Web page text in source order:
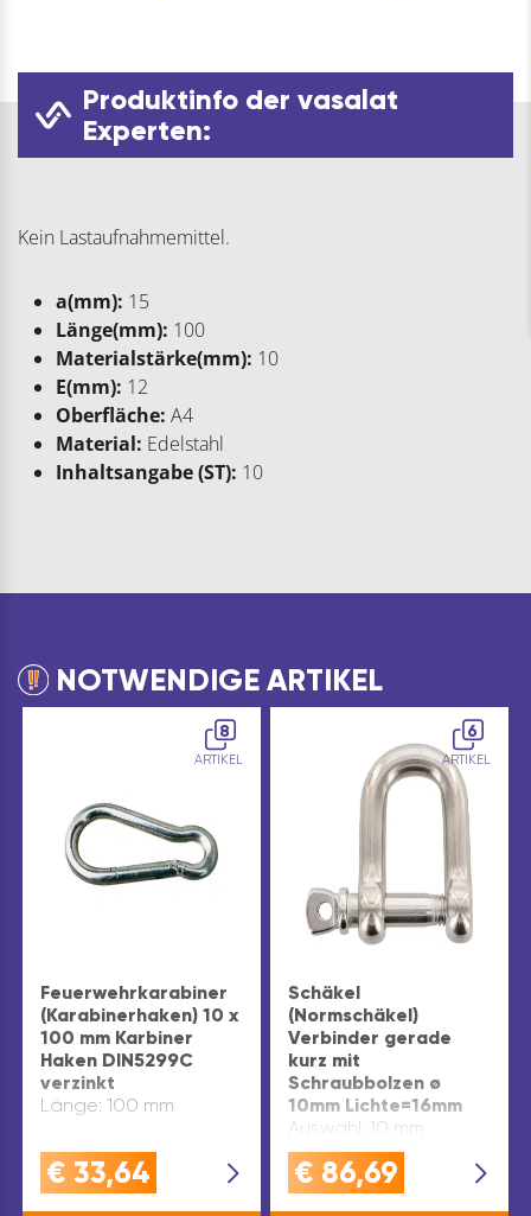
Produktinfo der vasalat
Experten:
Kein Lastaufnahmemittel.
a(mm): 15
Länge(mm): 100
Materialstärke(mm): 10
E(mm): 12
Oberfläche: A4
Material: Edelstahl
Inhaltsangabe (ST): 10
NOTWENDIGE ARTIKEL
8
ARTIKEL
Feuerwehrkarabiner
(Karabinerhaken) 10 x
100 mm Karbiner
Haken DIN5299C
verzinkt
Länge: 100 mm
€ 33,64
6
ARTIKEL
Schäkel
(Normschäkel)
Verbinder gerade
kurz mit
Schraubbolzen ø
10mm Lichte=16mm
Auswahl: 10 mm
€ 86,69